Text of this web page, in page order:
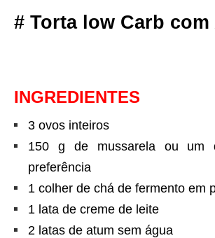
# Torta low Carb com
INGREDIENTES
3 ovos inteiros
150 g de mussarela ou um
preferência
1 colher de chá de fermento em
1 lata de creme de leite
2 latas de atum sem água